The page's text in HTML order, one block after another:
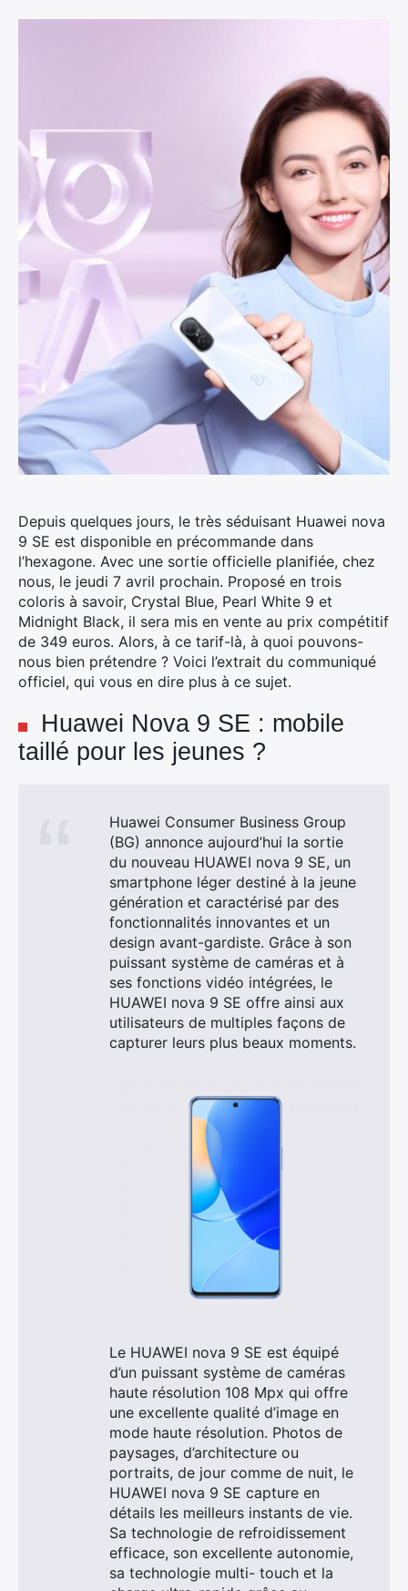
Depuis quelques jours, le très séduisant Huawei nova
9 SE est disponible en précommande dans
l’hexagone. Avec une sortie officielle planifiée, chez
nous, le jeudi 7 avril prochain. Proposé en trois
coloris à savoir, Crystal Blue, Pearl White 9 et
Midnight Black, il sera mis en vente au prix compétitif
de 349 euros. Alors, à ce tarif-là, à quoi pouvons-
nous bien prétendre ? Voici l’extrait du communiqué
officiel, qui vous en dire plus à ce sujet.
Huawei Nova 9 SE : mobile
taillé pour les jeunes ?
Huawei Consumer Business Group
(BG) annonce aujourd’hui la sortie
du nouveau HUAWEI nova 9 SE, un
smartphone léger destiné à la jeune
génération et caractérisé par des
fonctionnalités innovantes et un
design avant-gardiste. Grâce à son
puissant système de caméras et à
ses fonctions vidéo intégrées, le
HUAWEI nova 9 SE offre ainsi aux
utilisateurs de multiples façons de
capturer leurs plus beaux moments.
Le HUAWEI nova 9 SE est équipé
d’un puissant système de caméras
haute résolution 108 Mpx qui offre
une excellente qualité d’image en
mode haute résolution. Photos de
paysages, d’architecture ou
portraits, de jour comme de nuit, le
HUAWEI nova 9 SE capture en
détails les meilleurs instants de vie.
Sa technologie de refroidissement
efficace, son excellente autonomie,
sa technologie multi- touch et la